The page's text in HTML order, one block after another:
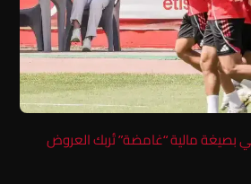
بصيغة مالية “غامضة” تُربك العروض